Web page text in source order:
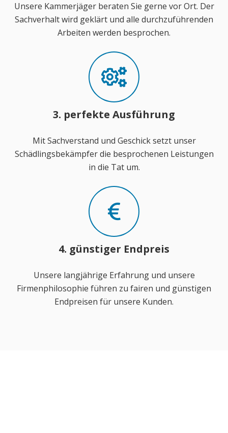
Unsere Kammerjäger beraten Sie gerne vor Ort. Der
Sachverhalt wird geklärt und alle durchzuführenden
Arbeiten werden besprochen.
3. perfekte Ausführung
Mit Sachverstand und Geschick setzt unser
Schädlingsbekämpfer die besprochenen Leistungen
in die Tat um.
4. günstiger Endpreis
Unsere langjährige Erfahrung und unsere
Firmenphilosophie führen zu fairen und günstigen
Endpreisen für unsere Kunden.